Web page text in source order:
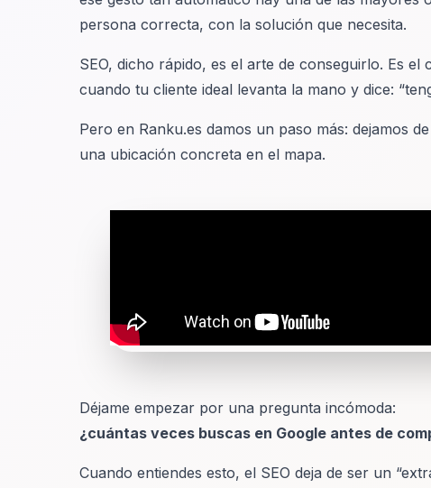
persona correcta, con la solución que necesita.
SEO, dicho rápido, es el arte de conseguirlo. Es
cuando tu cliente ideal levanta la mano y dice:
Pero en Ranku.es damos un paso más: dejamos
una ubicación concreta en el mapa.
Déjame empezar por una pregunta incómoda:
¿cuántas veces buscas en Google antes de
Cuando entiendes esto, el SEO deja de ser un